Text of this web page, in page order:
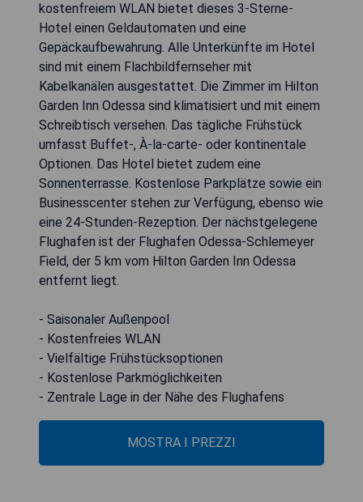
kostenfreiem WLAN bietet dieses 3-Sterne-
Hotel einen Geldautomaten und eine
Gepäckaufbewahrung. Alle Unterkünfte im Hotel
sind mit einem Flachbildfernseher mit
Kabelkanälen ausgestattet. Die Zimmer im Hilton
Garden Inn Odessa sind klimatisiert und mit einem
Schreibtisch versehen. Das tägliche Frühstück
umfasst Buffet-, À-la-carte- oder kontinentale
Optionen. Das Hotel bietet zudem eine
Sonnenterrasse. Kostenlose Parkplätze sowie ein
Businesscenter stehen zur Verfügung, ebenso wie
eine 24-Stunden-Rezeption. Der nächstgelegene
Flughafen ist der Flughafen Odessa-Schlemeyer
Field, der 5 km vom Hilton Garden Inn Odessa
entfernt liegt.
- Saisonaler Außenpool
- Kostenfreies WLAN
- Vielfältige Frühstücksoptionen
- Kostenlose Parkmöglichkeiten
- Zentrale Lage in der Nähe des Flughafens
MOSTRA I PREZZI